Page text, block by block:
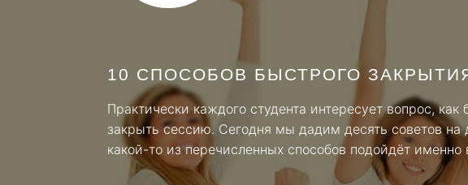
10 СПОСОБОВ БЫСТРОГО
Практически каждого студента интересует вопрос,
закрыть сессию. Сегодня мы дадим десять советов
какой-то из перечисленных способов подойдёт именно